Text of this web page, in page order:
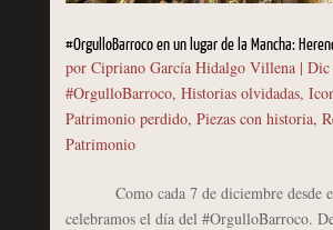
#OrgulloBarroco en un lugar de la Mancha:
por Cipriano García Hidalgo Villena| Dic
#OrgulloBarroco, Historias olvidadas,
Patrimonio perdido, Piezas con historia,
Patrimonio
Como cada 7 de diciembre desde el
celebramos el día del #OrgulloBarroco.